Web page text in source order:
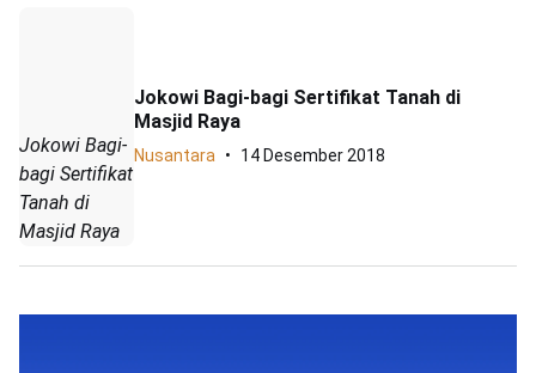
Jokowi Bagi-
bagi Sertifikat
Tanah di
Masjid Raya
Jokowi Bagi-bagi Sertifikat Tanah di
Masjid Raya
Nusantara 14 Desember 2018